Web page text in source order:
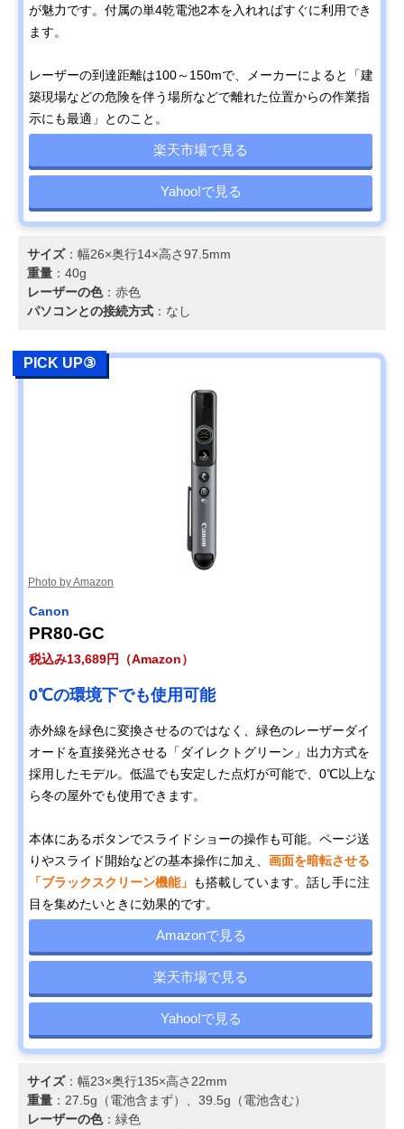
が魅力です。付属の単4乾電池2本を入れればすぐに利用でき
ます。
レーザーの到達距離は100～150mで、メーカーによると「建
築現場などの危険を伴う場所などで離れた位置からの作業指
示にも最適」とのこと。
楽天市場で見る
Yahoo!で見る
サイズ：幅26×奥行14×高さ97.5mm
重量 ：40g
レーザーの色：赤色
パソコンとの接続方式 ：なし
PICK UP③
Photo by Amazon
Canon
PR80-GC
税込み13,689円（Amazon）
0℃の環境下でも使用可能
赤外線を緑色に変換させるのではなく、緑色のレーザーダイ
オードを直接発光させる「ダイレクトグリーン」出力方式を
採用したモデル。低温でも安定した点灯が可能で、0℃以上な
ら冬の屋外でも使用できます。
本体にあるボタンでスライドショーの操作も可能。ページ送
りやスライド開始などの基本操作に加え、 画面を暗転させる
「ブラックスクリーン機能」 も搭載しています。話し手に注
目を集めたいときに効果的です。
Amazonで見る
楽天市場で見る
Yahoo!で見る
サイズ：幅23×奥行135×高さ22mm
重量 ：27.5g（電池含まず）、39.5g（電池含む）
レーザーの色：緑色